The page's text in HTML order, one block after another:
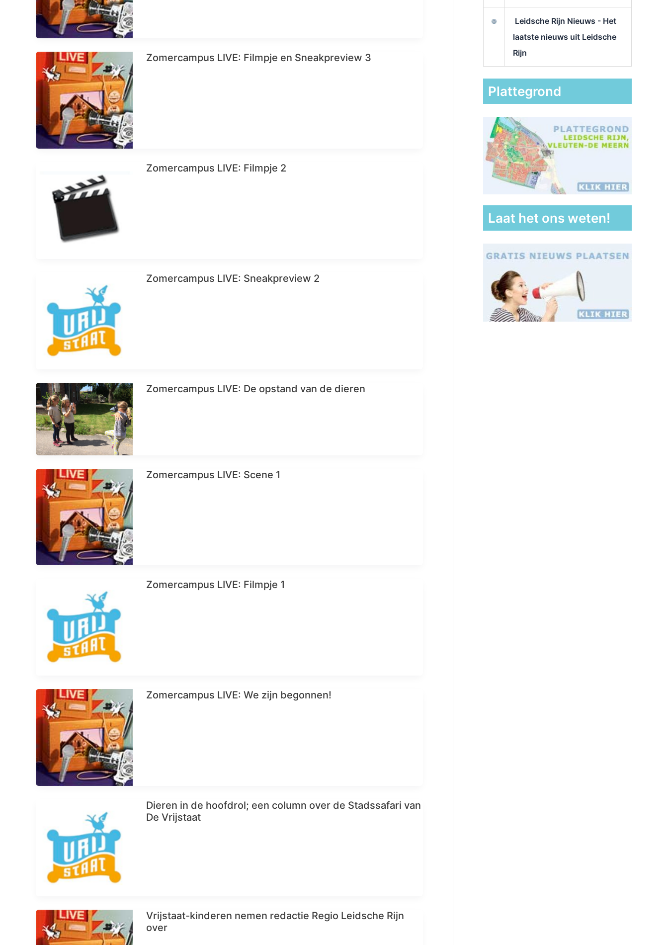
Zomercampus LIVE: Filmpje en Sneakpreview 3
Zomercampus LIVE: Filmpje 2
Zomercampus LIVE: Sneakpreview 2
Zomercampus LIVE: De opstand van de dieren
Zomercampus LIVE: Scene 1
Zomercampus LIVE: Filmpje 1
Zomercampus LIVE: We zijn begonnen!
Dieren in de hoofdrol; een column over de Stadssafari van
De Vrijstaat
Vrijstaat-kinderen nemen redactie Regio Leidsche Rijn
over
Leidsche Rijn Nieuws - Het
laatste nieuws uit Leidsche
Rijn
Plattegrond
Laat het ons weten!